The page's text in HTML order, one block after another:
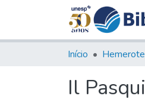
Início
Il